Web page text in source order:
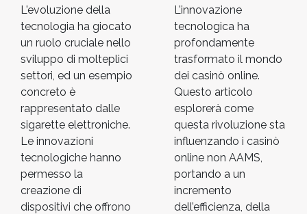
L'evoluzione della
tecnologia ha giocato
un ruolo cruciale nello
sviluppo di molteplici
settori, ed un esempio
concreto è
rappresentato dalle
sigarette elettroniche.
Le innovazioni
tecnologiche hanno
permesso la
creazione di
dispositivi che offrono
L’innovazione
tecnologica ha
profondamente
trasformato il mondo
dei casinò online.
Questo articolo
esplorerà come
questa rivoluzione sta
influenzando i casinò
online non AAMS,
portando a un
incremento
dell’efficienza, della